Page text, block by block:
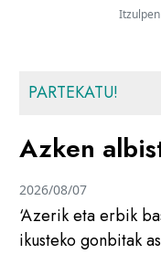
PARTEKATU!
Azken
‘Azerik eta erbik
ikusteko gonbitak
2026/08/07